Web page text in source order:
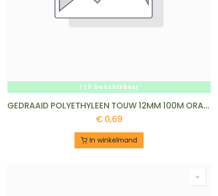
110 beschikbaar
GEDRAAID POLYETHYLEEN TOUW 12MM 100M ORANJE REF:PEOR 12-100B LEDENT
€ 0,69
In winkelmand